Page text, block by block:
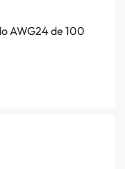
AWG24 de 100